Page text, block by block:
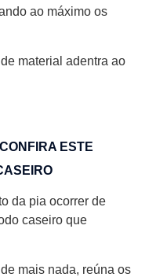
ao máximo os
material adentra ao
ESTE
da pia ocorrer de
caseiro que
mais nada, reúna os